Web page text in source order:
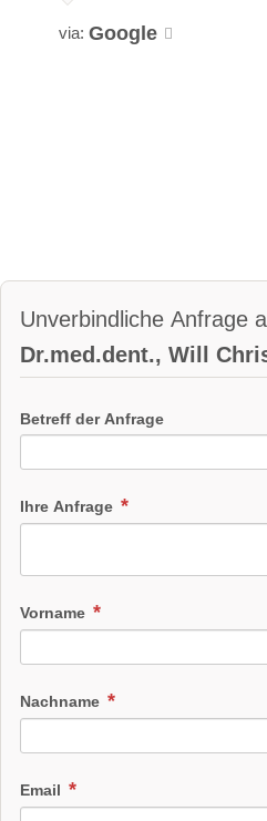
via: Google
Unverbindliche Anfrage
Dr.med.dent., Will
Betreff der Anfrage
Ihre Anfrage
Vorname
Nachname
Email